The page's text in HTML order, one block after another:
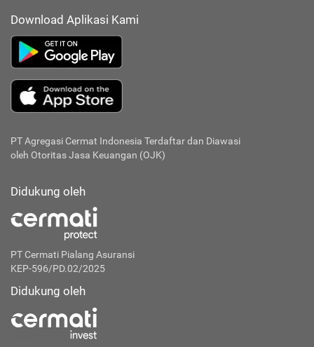
Download Aplikasi Kami
PT Agregasi Cermat Indonesia Terdaftar dan Diawasi
oleh Otoritas Jasa Keuangan (OJK)
Didukung oleh
PT Cermati Pialang Asuransi
KEP-596/PD.02/2025
Didukung oleh